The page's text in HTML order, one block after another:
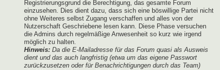
Registrierungsgrund die Berechtigung, das gesamte Forum
einzusehen. Dies dient dazu, dass sich eine böswillige Partei nicht
ohne Weiteres selbst Zugang verschaffen und alles von der
Nutzerschaft Geschriebene lesen kann. Diese Phase versuchen
die Admins durch regelmäßige Anwesenheit so kurz wie irgend
möglich zu halten.
Hinweis: Da die E-Mailadresse für das Forum quasi als Ausweis
dient und das auch langfristig (etwa um das eigene Passwort
zurückzusetzen oder für Benachrichtigungen durch das Team)